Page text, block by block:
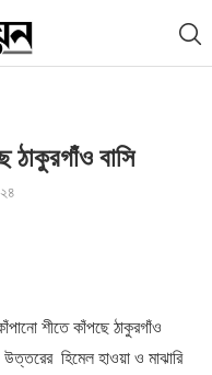
ঠাকুরগাঁও বাসি
শীতে কাঁপছে ঠাকুরগাঁও
হিমেল হাওয়া ও মাঝারি